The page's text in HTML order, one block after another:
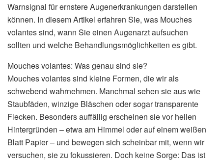
Warnsignal für ernstere Augenerkrankungen darstellen
können. In diesem Artikel erfahren Sie, was Mouches
volantes sind, wann Sie einen Augenarzt aufsuchen
sollten und welche Behandlungsmöglichkeiten es gibt.
Mouches volantes: Was genau sind sie?
Mouches volantes sind kleine Formen, die wir als
schwebend wahrnehmen. Manchmal sehen sie aus wie
Staubfäden, winzige Bläschen oder sogar transparente
Flecken. Besonders auffällig erscheinen sie vor hellen
Hintergründen – etwa am Himmel oder auf einem weißen
Blatt Papier – und bewegen sich scheinbar mit, wenn wir
versuchen, sie zu fokussieren. Doch keine Sorge: Das ist